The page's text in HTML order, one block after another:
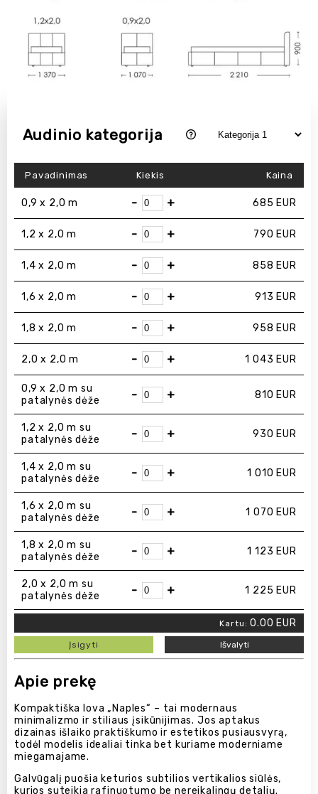
Audinio kategorija
Pavadinimas Kiekis Kaina
0,9 x 2,0 m - + 685 EUR
1,2 x 2,0 m - + 790 EUR
1,4 x 2,0 m - + 858 EUR
1,6 x 2,0 m - + 913 EUR
1,8 x 2,0 m - + 958 EUR
2,0 x 2,0 m - + 1 043 EUR
0,9 x 2,0 m su
patalynės dėže
- + 810 EUR
1,2 x 2,0 m su
patalynės dėže
- + 930 EUR
1,4 x 2,0 m su
patalynės dėže
- + 1 010 EUR
1,6 x 2,0 m su
patalynės dėže
- + 1 070 EUR
1,8 x 2,0 m su
patalynės dėže
- + 1 123 EUR
2,0 x 2,0 m su
patalynės dėže
- + 1 225 EUR
Kartu:0.00 EUR
Įsigyti Išvalyti
Apie prekę
Kompaktiška lova „Naples“ – tai modernaus
minimalizmo ir stiliaus įsikūnijimas. Jos aptakus
dizainas išlaiko praktiškumo ir estetikos pusiausvyrą,
todėl modelis idealiai tinka bet kuriame moderniame
miegamajame.
Galvūgalį puošia keturios subtilios vertikalios siūlės,
kurios suteikia rafinuotumo be nereikalingų detalių.